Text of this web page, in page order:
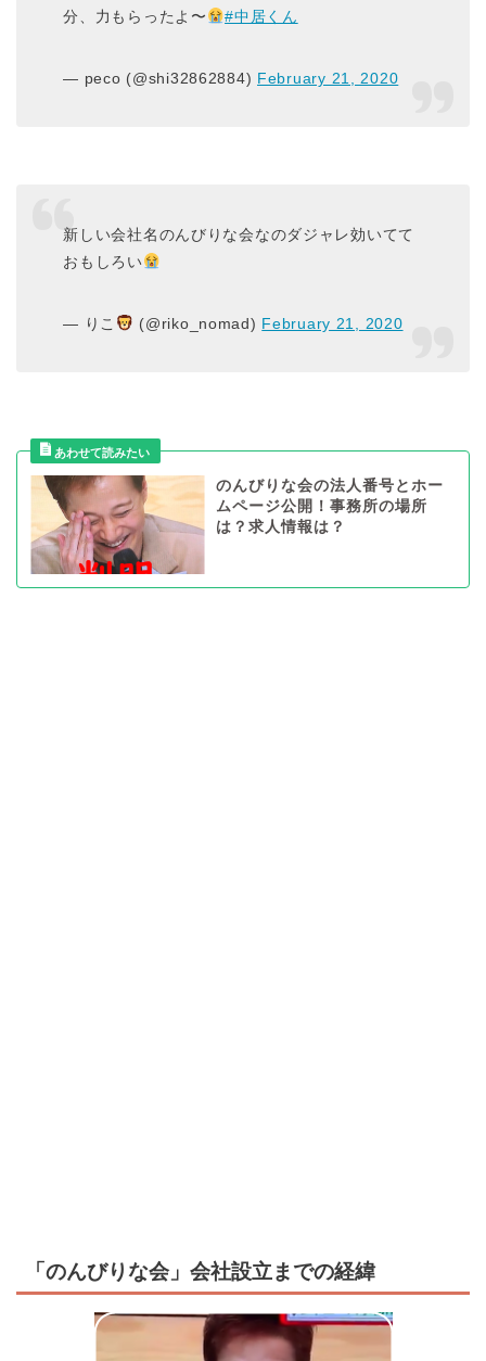
分、力もらったよ〜
#中居くん
— peco (@shi32862884) February 21, 2020
新しい会社名のんびりな会なのダジャレ効いてて
おもしろい
— りこ (@riko_nomad) February 21, 2020
のんびりな会の法人番号とホー
ムページ公開！事務所の場所
は？求人情報は？
「のんびりな会」会社設立までの経緯